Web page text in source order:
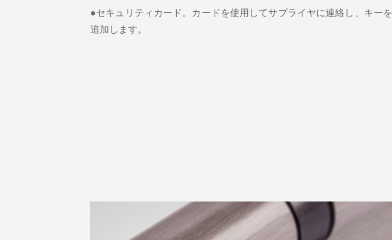
●セキュリティカード。カードを使用してサプライヤに連絡し、キーを
追加します。